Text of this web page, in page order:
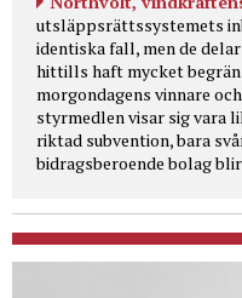
utsläppsrättssystemets
identiska fall, men de
hittills haft mycket
morgondagens vinnare
styrmedlen visar sig vara
riktad subvention, bara
bidragsberoende bolag